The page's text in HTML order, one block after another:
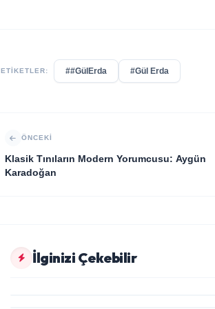
ETIKETLER: ##GülErda #Gül Erda
ÖNCEKI
Klasik Tınıların Modern Yorumcusu: Aygün
Karadoğan
İlginizi Çekebilir
MAGAZİN
Yonca Samlı ‘dan İkinci Tekli “Donacaksın
MAGAZİN